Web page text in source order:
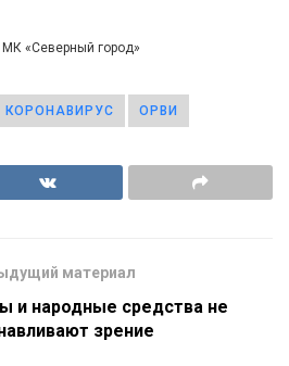
МК «Северный город»
КОРОНАВИРУС ОРВИ
материал
и народные средства не
зрение